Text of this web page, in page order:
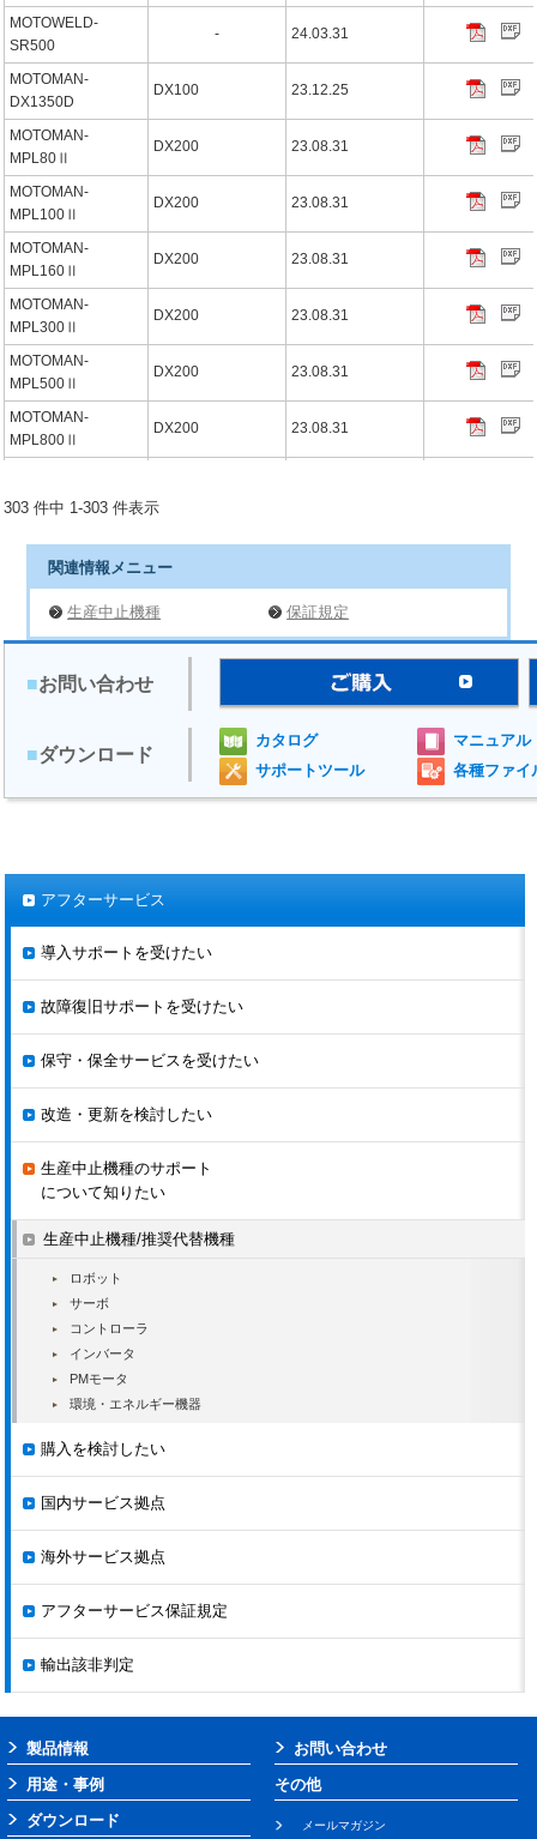
MOTOWELD-
SR500
- 24.03.31
MOTOMAN-
DX1350D
DX100 23.12.25
MOTOMAN-
MPL80Ⅱ
DX200 23.08.31
MOTOMAN-
MPL100Ⅱ
DX200 23.08.31
MOTOMAN-
MPL160Ⅱ
DX200 23.08.31
MOTOMAN-
MPL300Ⅱ
DX200 23.08.31
MOTOMAN-
MPL500Ⅱ
DX200 23.08.31
MOTOMAN-
MPL800Ⅱ
DX200 23.08.31
MC2000Ⅱ
DX100 21.09.03
MOTOMAN-
MFS2500D
MOTOPOS-S250B -
19.08.30
MOTOPOS-S500B
19.08.30
MOTOPOS-S1000B
19.08.30
MOTOPOS-D200B-
MOTOPOS-D500B
MOTOPOS-D500B-
C0*
MOTOPOS-D500B-
C10
MOTOPOS-D700B - 19.08.30
MOTOPOS-T4000B
MOTOPOS-T5000B
- 19.08.30
MOTOPOS-T7500B
MOTOMAN-
MA3120
MOTOMAN-MS100
MOTOMAN-
DX200
MOTOMAN-
EPH130RLD
MOTOMAN-
EP4000D
MOTOMAN-
EPH4000D
MOTOPOS-T2000B -
MOTOMAN-
MA1440
DX200 19.02.28
MOTOMAN-VA1400
II
19.02.28
MOTOMAN-MS80W
303 件中 1-303 件表示
関連情報メニュー
生産中止機種 保証規定
■お問い合わせ
■ダウンロード
カタログ
マニュアル
サポートツール
各種ファイ
アフターサービス
導入サポートを受けたい
故障復旧サポートを受けたい
保守・保全サービスを受けたい
改造・更新を検討したい
生産中止機種のサポート
について知りたい
生産中止機種/推奨代替機種
ロボット
サーボ
コントローラ
インバータ
PMモータ
環境・エネルギー機器
購入を検討したい
国内サービス拠点
海外サービス拠点
アフターサービス保証規定
輸出該非判定
製品情報
用途・事例
ダウンロード
お問い合わせ
その他
メールマガジン